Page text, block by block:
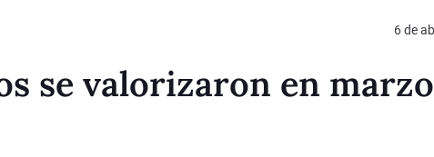
6 de
se valorizaron en